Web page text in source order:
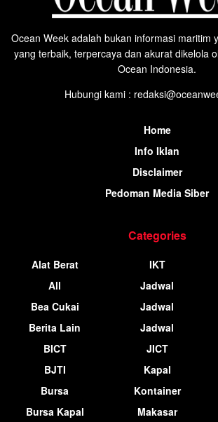
Ocean Week adalah bukan informasi maritim
yang terbaik, terpercaya dan akurat dikelola
Ocean Indonesia.
Hubungi kami :
Home
Info Iklan
Disclaimer
Pedoman Media Siber
Categories
Alat Berat
All
Bea Cukai
Berita Lain
BICT
BJTI
Bursa
Bursa Kapal
IKT
Jadwal
Jadwal
Jadwal
JICT
Kapal
Kontainer
Makasar